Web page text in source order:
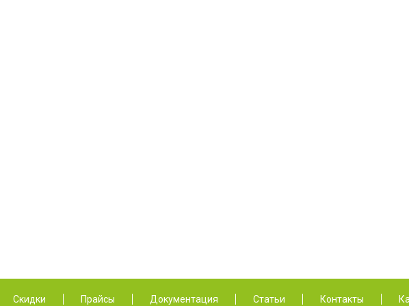
Скидки Прайсы Документация Статьи Контакты